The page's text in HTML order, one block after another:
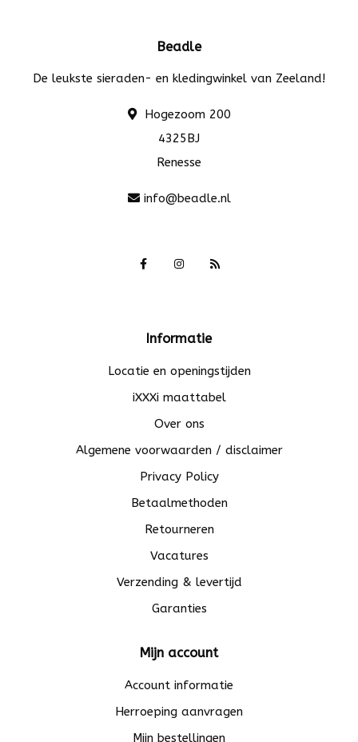
Beadle
De leukste sieraden- en kledingwinkel van Zeeland!
Hogezoom 200
4325BJ
Renesse
info@beadle.nl
Informatie
Locatie en openingstijden
iXXXi maattabel
Over ons
Algemene voorwaarden / disclaimer
Privacy Policy
Betaalmethoden
Retourneren
Vacatures
Verzending & levertijd
Garanties
Mijn account
Account informatie
Herroeping aanvragen
Mijn bestellingen